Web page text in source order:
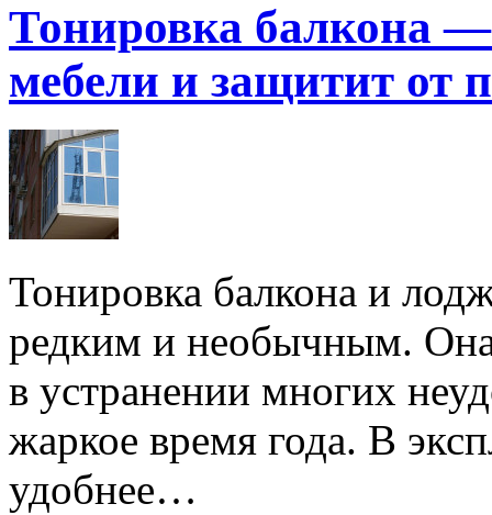
Тонировка балкона
мебели и защитит от
Тонировка балкона и
редким и необычным. Она
в устранении многих
жаркое время года. В
удобнее…